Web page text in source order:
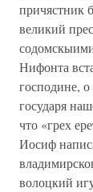
причястник
великий
Нифонта
господине, о
государя
что «грех
Иосиф
волоцкий